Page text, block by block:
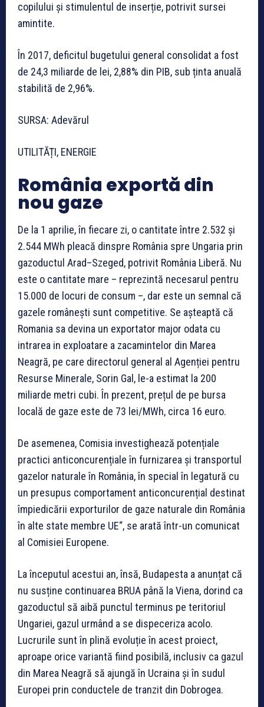
copilului și stimulentul de inserție, potrivit sursei
amintite.
În 2017, deficitul bugetului general consolidat a fost
de 24,3 miliarde de lei, 2,88% din PIB, sub ținta anuală
stabilită de 2,96%.
SURSA: Adevărul
UTILITĂȚI, ENERGIE
România exportă din
nou gaze
De la 1 aprilie, în fiecare zi, o cantitate între 2.532 și
2.544 MWh pleacă dinspre România spre Ungaria prin
gazoductul Arad–Szeged, potrivit România Liberă. Nu
este o cantitate mare – reprezintă necesarul pentru
15.000 de locuri de consum –, dar este un semnal că
gazele românești sunt competitive. Se așteaptă că
Romania sa devina un exportator major odata cu
intrarea in exploatare a zacamintelor din Marea
Neagră, pe care directorul general al Agenției pentru
Resurse Minerale, Sorin Gal, le-a estimat la 200
miliarde metri cubi. În prezent, prețul de pe bursa
locală de gaze este de 73 lei/MWh, circa 16 euro.
De asemenea, Comisia investighează potențiale
practici anticoncurențiale în furnizarea și transportul
gazelor naturale în România, în special în legatură cu
un presupus comportament anticoncurențial destinat
împiedicării exporturilor de gaze naturale din România
în alte state membre UE“, se arată într-un comunicat
al Comisiei Europene.
La începutul acestui an, însă, Budapesta a anunțat că
nu susține continuarea BRUA până la Viena, dorind ca
gazoductul să aibă punctul terminus pe teritoriul
Ungariei, gazul urmând a se dispeceriza acolo.
Lucrurile sunt în plină evoluție în acest proiect,
aproape orice variantă fiind posibilă, inclusiv ca gazul
din Marea Neagră să ajungă în Ucraina și în sudul
Europei prin conductele de tranzit din Dobrogea.